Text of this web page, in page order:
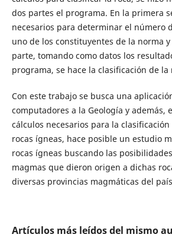
dos partes el programa. En la primera
necesarios para determinar el número
uno de los constituyentes de la norma
parte, tomando como datos los
programa, se hace la clasificación de la
Con este trabajo se busca una
computadores a la Geología y además,
cálculos necesarios para la
rocas ígneas, hace posible un estudio
rocas ígneas buscando las
magmas que dieron origen a dichas
diversas provincias magmáticas del
Artículos más leídos del mismo